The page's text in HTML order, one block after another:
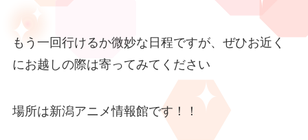
もう一回行けるか微妙な日程ですが、ぜひお近く
にお越しの際は寄ってみてください
場所は新潟アニメ情報館です！！